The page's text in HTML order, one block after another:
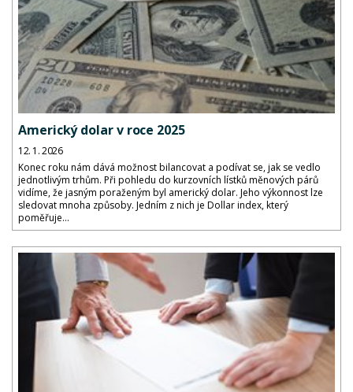
Americký dolar v roce 2025
12. 1. 2026
Konec roku nám dává možnost bilancovat a podívat se, jak se vedlo
jednotlivým trhům. Při pohledu do kurzovních lístků měnových párů
vidíme, že jasným poraženým byl americký dolar. Jeho výkonnost lze
sledovat mnoha způsoby. Jedním z nich je Dollar index, který
poměřuje...